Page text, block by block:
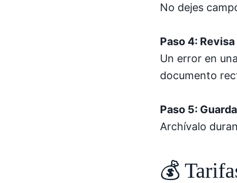
No dejes
Paso 4:
Un error en
documento
Paso 5:
Archívalo
💰